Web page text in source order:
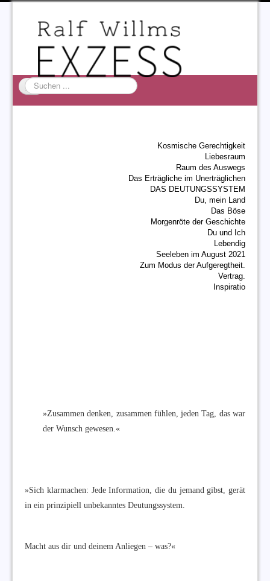
Suchen
...
Kosmische Gerechtigkeit
Liebesraum
Raum des Auswegs
Das Erträgliche im Unerträglichen
DAS DEUTUNGSSYSTEM
Du, mein Land
Das Böse
Morgenröte der Geschichte
Du und Ich
Lebendig
Seeleben im August 2021
Zum Modus der Aufgeregtheit.
Vertrag.
Inspiratio
»Zusammen denken, zusammen fühlen, jeden Tag, das war
der Wunsch gewesen.«
»Sich klarmachen: Jede Information, die du jemand gibst, gerät
in ein prinzipiell unbekanntes Deutungssystem.
Macht aus dir und deinem Anliegen – was?«